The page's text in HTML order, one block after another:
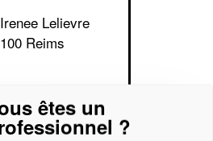
Lelievre
Reims
êtes un
?